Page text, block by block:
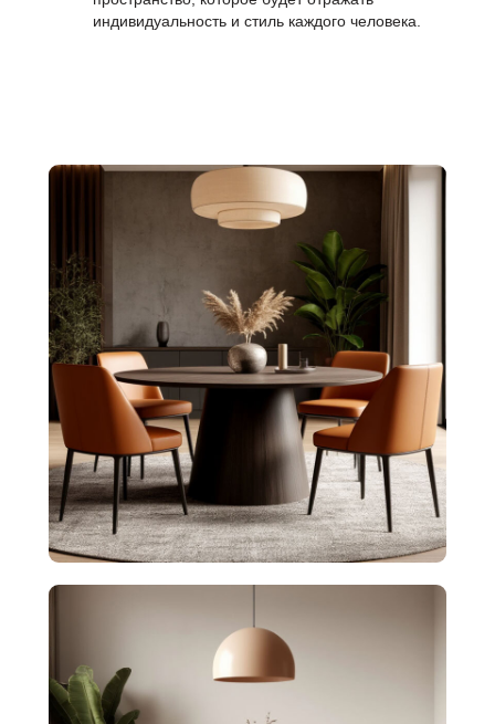
индивидуальность и стиль каждого человека.